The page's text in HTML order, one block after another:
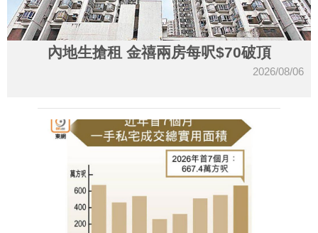
內地生搶租 金禧兩房每呎$70破頂
2026/08/06